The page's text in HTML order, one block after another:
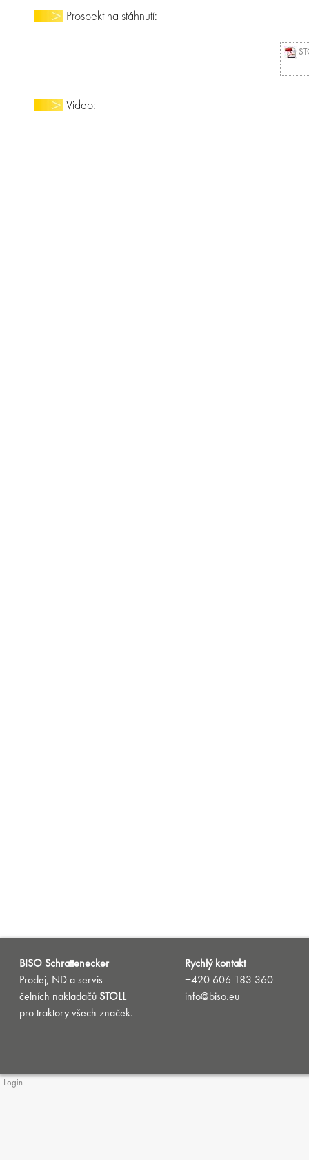
Prospekt na stáhnutí:
Video:
BISO Schrattenecker
Prodej, ND a servis
čelních nakladačů STOLL
pro traktory všech značek.
Rychlý kontakt
+420 606 183 360
info@biso.eu
Login